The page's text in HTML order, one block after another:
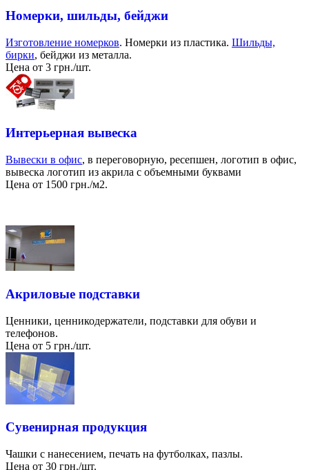
Номерки, шильды, бейджи
Изготовление номерков. Номерки из пластика. Шильды,
бирки, бейджи из металла.
Цена от 3 грн./шт.
Интерьерная вывеска
Вывески в офис, в переговорную, ресепшен, логотип в офис,
вывеска логотип из акрила с объемными буквами
Цена от 1500 грн./м2.
Акриловые подставки
Ценники, ценникодержатели, подставки для обуви и
телефонов.
Цена от 5 грн./шт.
Сувенирная продукция
Чашки с нанесением, печать на футболках, пазлы.
Цена от 30 грн./шт.